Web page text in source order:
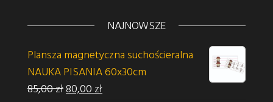
NAJNOWSZE
Plansza magnetyczna suchościeralna
NAUKA PISANIA 60x30cm
85,00złPierwotna cena wynosiła: 85,00 zł.
80,00 złAktualna cena wynosi: 80,00 zł.